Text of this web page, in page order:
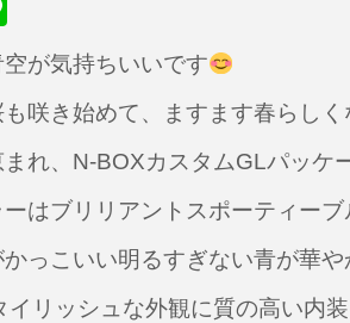
n
eが気持ちいいです
咲き始めて、ますます春らしく
れ、N-BOXカスタムGLパッケ
はブリリアントスポーティーブ
っこいい明るすぎない青が華や
イリッシュな外観に質の高い内